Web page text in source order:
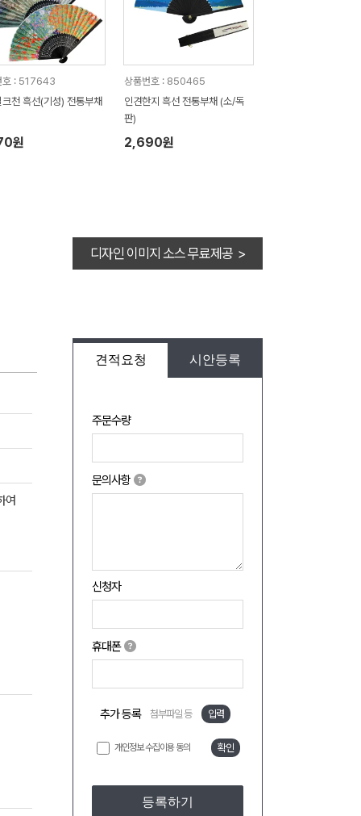
호 : 517643
크천 흑선(기성) 전통부채
원
상품번호 : 850465
인견한지 흑선 전통부채 (소/독
판)
2,690원
디자인 이미지 소스 무료제공 >
견적요청 시안등록
주문수량
문의사항
신청자
휴대폰
추가 등록 첨부파일 등 입력
개인정보 수집이용 동의 확인
등록하기
여